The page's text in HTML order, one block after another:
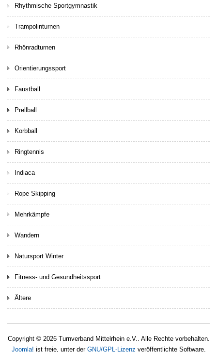
Rhythmische Sportgymnastik
Trampolinturnen
Rhönradturnen
Orientierungssport
Faustball
Prellball
Korbball
Ringtennis
Indiaca
Rope Skipping
Mehrkämpfe
Wandern
Natursport Winter
Fitness- und Gesundheitssport
Ältere
Copyright © 2026 Turnverband Mittelrhein e.V.. Alle Rechte vorbehalten.
Joomla! ist freie, unter der GNU/GPL-Lizenz veröffentlichte Software.